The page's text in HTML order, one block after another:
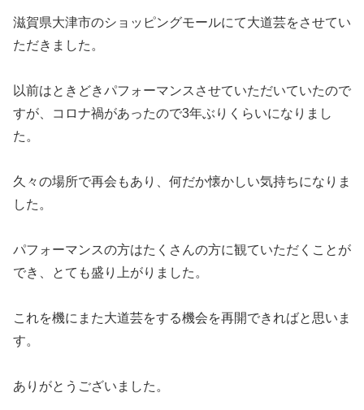
滋賀県大津市のショッピングモールにて大道芸をさせてい
ただきました。
以前はときどきパフォーマンスさせていただいていたので
すが、コロナ禍があったので3年ぶりくらいになりまし
た。
久々の場所で再会もあり、何だか懐かしい気持ちになりま
した。
パフォーマンスの方はたくさんの方に観ていただくことが
でき、とても盛り上がりました。
これを機にまた大道芸をする機会を再開できればと思いま
す。
ありがとうございました。